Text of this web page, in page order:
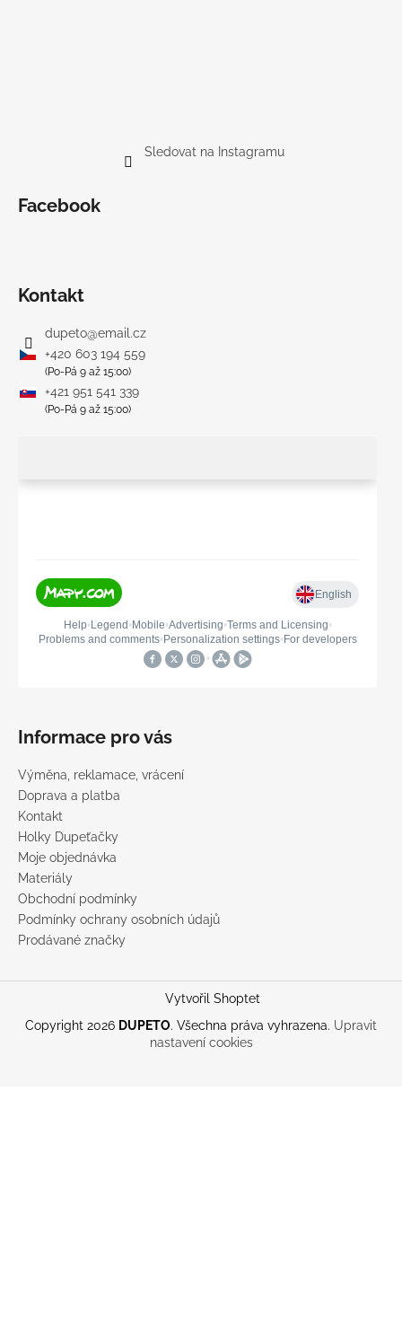
Sledovat na Instagramu
Facebook
Kontakt
dupeto@email.cz
+420 603 194 559
(Po-Pá 9 až 15:00)
+421 951 541 339
(Po-Pá 9 až 15:00)
Informace pro vás
Výměna, reklamace, vrácení
Doprava a platba
Kontakt
Holky Dupeťačky
Moje objednávka
Materiály
Obchodní podmínky
Podmínky ochrany osobních údajů
Prodávané značky
Vytvořil Shoptet
Copyright 2026 DUPETO. Všechna práva vyhrazena. Upravit
nastavení cookies